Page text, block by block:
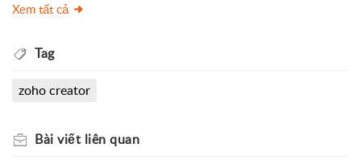
Xem tất cả
Tag
zoho creator
Bài viết liên quan